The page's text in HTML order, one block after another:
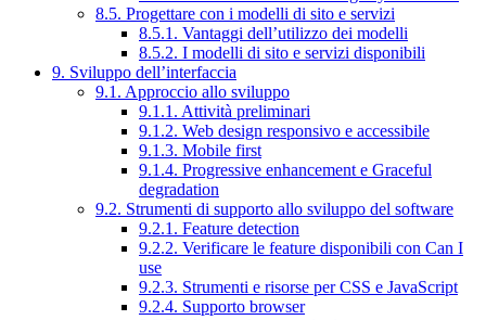
8.5. Progettare con i modelli di sito e servizi
8.5.1. Vantaggi dell’utilizzo dei modelli
8.5.2. I modelli di sito e servizi disponibili
9. Sviluppo dell’interfaccia
9.1. Approccio allo sviluppo
9.1.1. Attività preliminari
9.1.2. Web design responsivo e accessibile
9.1.3. Mobile first
9.1.4. Progressive enhancement e Graceful
degradation
9.2. Strumenti di supporto allo sviluppo del software
9.2.1. Feature detection
9.2.2. Verificare le feature disponibili con Can I
use
9.2.3. Strumenti e risorse per CSS e JavaScript
9.2.4. Supporto browser